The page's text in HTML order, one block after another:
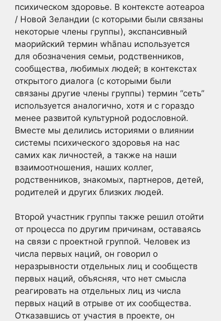
психическом здоровье. В контексте аотеароа
/ Новой Зеландии (с которыми были связаны
некоторые члены группы), экспансивный
маорийский термин whānau используется
для обозначения семьи, родственников,
сообщества, любимых людей; в контекстах
открытого диалога (с которыми были
связаны другие члены группы) термин “сеть”
используется аналогично, хотя и с гораздо
менее развитой культурной родословной.
Вместе мы делились историями о влиянии
системы психического здоровья на нас
самих как личностей, а также на наши
взаимоотношения, наших коллег,
родственников, знакомых, партнеров, детей,
родителей и других близких людей.
Второй участник группы также решил отойти
от процесса по другим причинам, оставаясь
на связи с проектной группой. Человек из
числа первых наций, он говорил о
неразрывности отдельных лиц и сообществ
первых наций, объясняя, что нет смысла
реагировать на отдельных лиц из числа
первых наций в отрыве от их сообщества.
Отказавшись от участия в проекте, он